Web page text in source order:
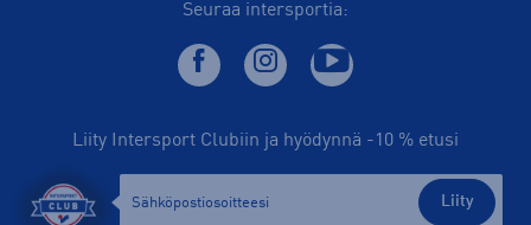
Seuraa intersportia:
Liity Intersport Clubiin ja hyödynnä -10 % etusi
Liity